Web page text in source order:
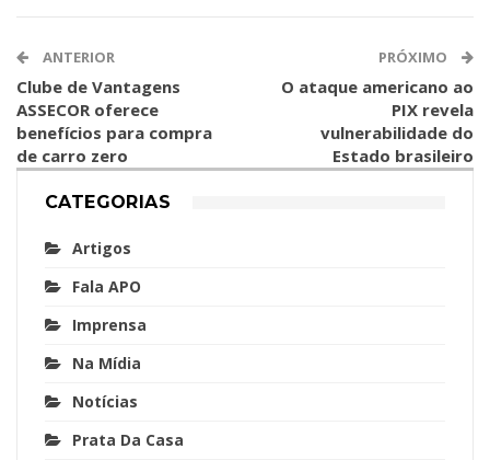
ANTERIOR
Clube de Vantagens
ASSECOR oferece
benefícios para compra
de carro zero
PRÓXIMO
O ataque americano ao
PIX revela
vulnerabilidade do
Estado brasileiro
CATEGORIAS
Artigos
Fala APO
Imprensa
Na Mídia
Notícias
Prata Da Casa